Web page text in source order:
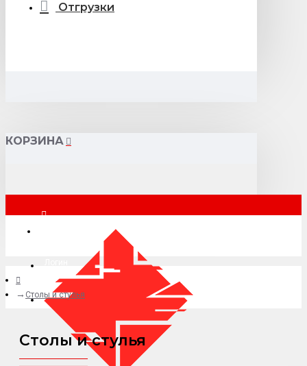
Отгрузки
КОРЗИНА
+7 (495) 015-41-41
Столы и стулья
Столы и стулья